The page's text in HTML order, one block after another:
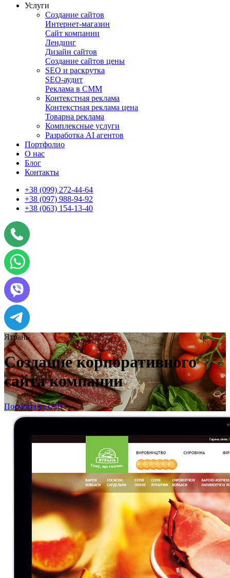
Услуги
Создание сайтов
Интернет-магазин
Сайт компании
Лендинг
Дизайн сайтов
Создание сайтов цены
SEO и раскрутка
SEO-аудит
Реклама в СММ
Контекстная реклама
Контекстная реклама цена
Товарна реклама
Комплексные услуги
Разработка AI агентов
Портфолио
О нас
Блог
Контакты
+38 (099) 272-44-64
+38 (097) 988-94-92
+38 (063) 154-13-40
Ятрань
Создание корпоративного
сайта компании
Посмотреть сайт